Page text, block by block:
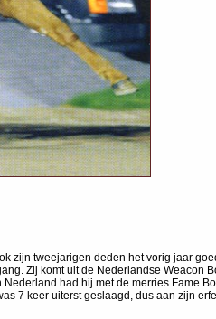
zijn tweejarigen deden het vorig jaar
Zij komt uit de Nederlandse Weacon
had hij met de merries Fame
7 keer uiterst geslaagd, dus aan zijn